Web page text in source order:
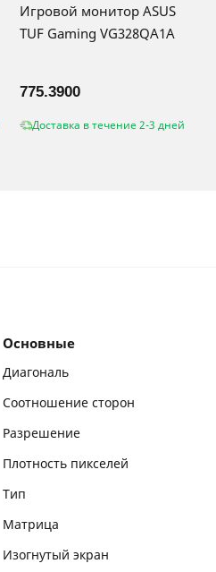
Игровой монитор ASUS
TUF Gaming VG328QA1A
775.3900
Доставка в течение 2-3 дней
Основные
Диагональ
Соотношение сторон
Разрешение
Плотность пикселей
Тип
Матрица
Изогнутый экран